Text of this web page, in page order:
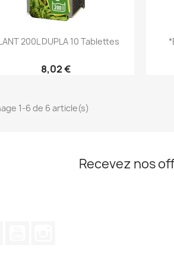
Aperçu rapide
200L DUPLA 10 Tablettes
8,02 €
1-6 de 6 article(s)
Recevez nos